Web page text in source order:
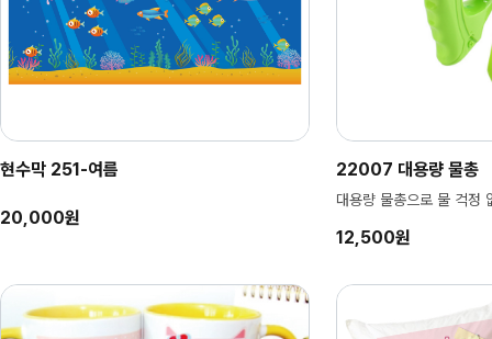
현수막 251-여름
20,000원
22007 대용량 물총
대용량 물총으로 물 걱정
12,500원